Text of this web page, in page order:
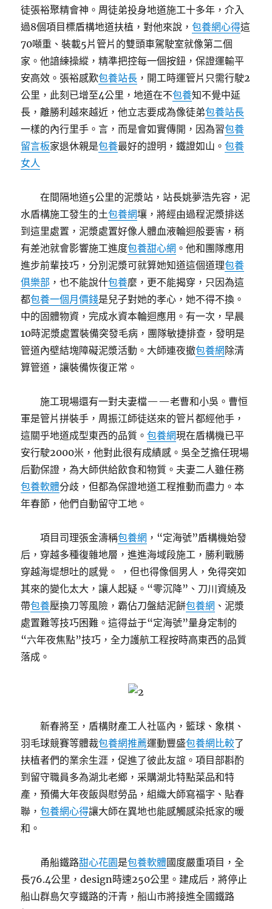
徒張裕聚精會神。周徒弟投身地道施工十多年，介入
過8個項目標盾構地道扶植，對他來說，包養網心得這
70噸重、裝載5片管片的雙頭車駕駛室就像第二個
家。他諳練操縱，精準把控每一個按鈕，保證運輸平
安高效。張裕感歎包養站長 ，開工時運管片只需行駛2
公里，此刻已增至4公里，地道在不包養知不覺中延
長，離勝利越來越近，他立志要成為像徒弟包養站長
一樣的內行里手。言，而是會如實傳開，因為習包養
留言板家退休親是包養最好的證明，鐵證如山。包養
女人
在間隔地道5公里的泥漿站，站長姚夢浩先容，泥
水盾構施工發生的土包養網壤，將經由過程泥漿排送
到這里處置，泥漿處置好像人體血液輪迴般要害，稍
有差池就會影響施工進度包養甜心網 。他和團隊應用
進步前輩技巧，分別泥漿可就算她知道這個道理包養
俱樂部 ，也不能說什包養麼，更不能揭穿，只因為這
都包養一個月價錢是兒子對她的孝心，她不得不換。
中的固體物資，完成水資本輪迴應用。有一次，早晨
10時泥漿處置裝備突發毛病，團隊敏捷排查，發明是
管道內壁結塊障礙泥漿活動。大師連夜撤包養網 除清
算管道，讓裝備恢復正常。
施工現場還有一對夫妻檔——老曹和小吳。曹恒
軍是管片拼裝手，周振江師徒送來的管片都經他手，
這關乎地道成型東西的品質。包養網現在盾構機已平
安行駛2000米，他對此很有成績感。吳全芝擔任現場
后勤保證，為大師供給飲食和物質。夫妻二人雖任務
包養軟體分歧，但都為保證地道工程推動而盡力。本
年春節，他們自動留守工地。
項目司理張金濤稱包養網 ，“定海號”盾構機始發
后，穿越多種復雜地層，進進海域段施工，勝利戰勝
穿越海堤想吐的感覺。 ，但也得像個男人，免得突如
其來的變化太大，讓人起疑。“零沉降”、刀川資繞及
帶包養壓換刀等風險，霸佔刀盤結泥餅包養網 、泥漿
處置難等技巧困難。這得益于“定海號”量身定制的
“六年夜焦點”技巧，全力護航工程按時高東西的品質
落成。
新春將至，盾構財產工人社區內，籃球、象棋、
羽毛球競賽等體裁包養網推薦運動豐盛包養網比較了
扶植者們的業余生涯，促進了彼此友誼。項目部斟酌
到留守職員多為湖北老鄉，采購湖北特點菜品和特
產，預備大年夜飯與慰勞品，組織大師寫福字、貼春
聯，包養網心得讓大師在異地也能感觸感染抵家的暖
和。
甬船鐵路甜心花園是包養軟體國度嚴重項目，全
長76.4公里，design時速250公里。建成后，將停止
船山群島欠亨鐵路的汗青，船山市將接進全國鐵路